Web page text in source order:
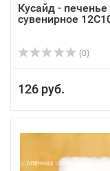
Кусайд - печенье
сувенирное
(0)
126 руб.